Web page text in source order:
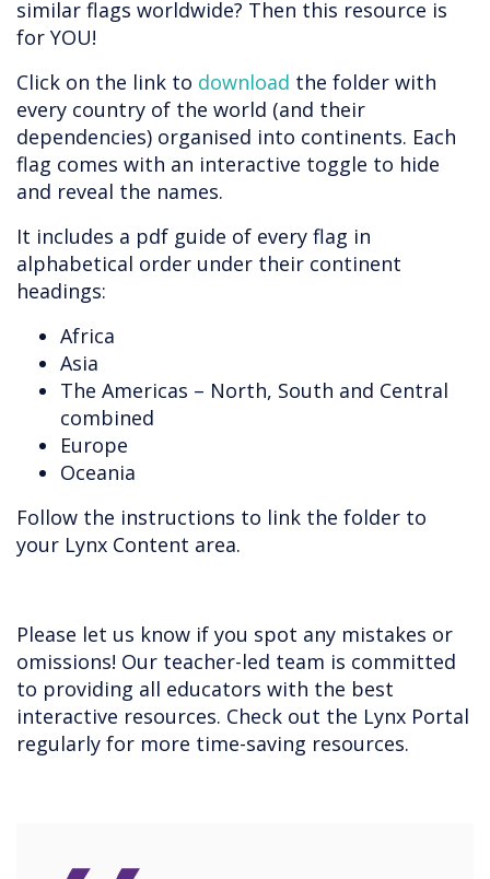
similar flags worldwide? Then this resource is
for YOU!
Click on the link to download the folder with
every country of the world (and their
dependencies) organised into continents. Each
flag comes with an interactive toggle to hide
and reveal the names.
It includes a pdf guide of every flag in
alphabetical order under their continent
headings:
Africa
Asia
The Americas – North, South and Central
combined
Europe
Oceania
Follow the instructions to link the folder to
your Lynx Content area.
Please let us know if you spot any mistakes or
omissions! Our teacher-led team is committed
to providing all educators with the best
interactive resources. Check out the Lynx Portal
regularly for more time-saving resources.